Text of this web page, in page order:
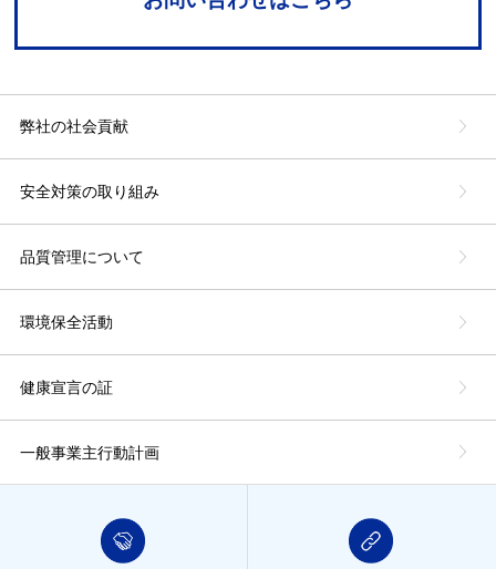
弊社の社会貢献
安全対策の取り組み
品質管理について
環境保全活動
健康宣言の証
一般事業主行動計画